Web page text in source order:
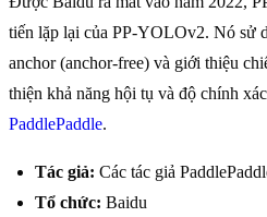
tiến lặp lại của PP-YOLOv2. Nó sử
anchor (anchor-free) và giới thiệu
thiện khả năng hội tụ và độ chính
PaddlePaddle.
Tác giả: Các tác giả
Tổ chức: Baidu